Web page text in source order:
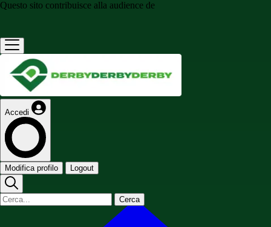
Questo sito contribuisce alla audience de
Accedi
Modifica profilo Logout
Cerca